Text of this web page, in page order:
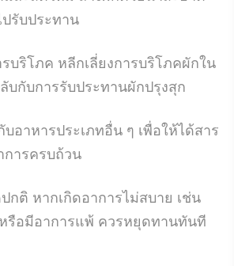
รับประทาน
บริโภค หลีกเลี่ยงการบริโภคผักใน
กับการรับประทานผักปรุงสุก
อาหารประเภทอื่น ๆ เพื่อให้ได้สาร
ารครบถ้วน
กติ หากเกิดอาการไม่สบาย เช่น
รือมีอาการแพ้ ควรหยุดทานทันที